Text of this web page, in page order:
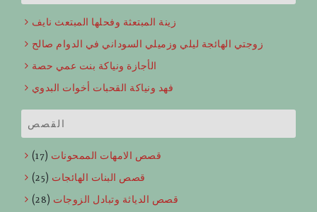
زينة المبتعثة وفحلها المبتعث نايف
زوجتي الهائجة ليلي وزميلي السوداني في الدوام صالح
الأجازة ونياكة بنت عمي حصة
فهد ونياكة القحبات أخوات البدوي
القصص
قصص الامهات الممحونات (17)
قصص البنات الهائجات (25)
قصص الدياثة وتبادل الزوجات (28)